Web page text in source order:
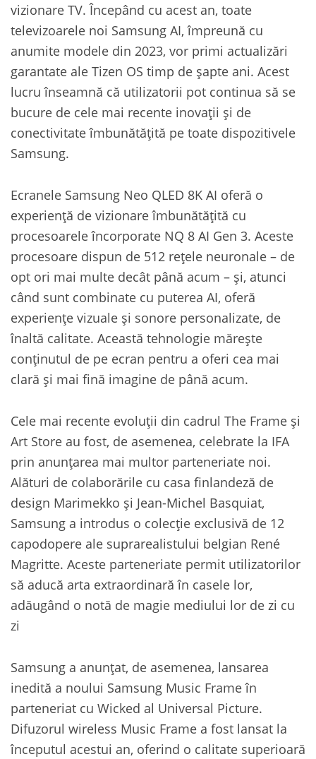
vizionare TV. Începând cu acest an, toate
televizoarele noi Samsung AI, împreună cu
anumite modele din 2023, vor primi actualizări
garantate ale Tizen OS timp de șapte ani. Acest
lucru înseamnă că utilizatorii pot continua să se
bucure de cele mai recente inovații și de
conectivitate îmbunătățită pe toate dispozitivele
Samsung.
Ecranele Samsung Neo QLED 8K AI oferă o
experiență de vizionare îmbunătățită cu
procesoarele încorporate NQ 8 AI Gen 3. Aceste
procesoare dispun de 512 rețele neuronale – de
opt ori mai multe decât până acum – și, atunci
când sunt combinate cu puterea AI, oferă
experiențe vizuale și sonore personalizate, de
înaltă calitate. Această tehnologie mărește
conținutul de pe ecran pentru a oferi cea mai
clară și mai fină imagine de până acum.
Cele mai recente evoluții din cadrul The Frame și
Art Store au fost, de asemenea, celebrate la IFA
prin anunțarea mai multor parteneriate noi.
Alături de colaborările cu casa finlandeză de
design Marimekko și Jean-Michel Basquiat,
Samsung a introdus o colecție exclusivă de 12
capodopere ale suprarealistului belgian René
Magritte. Aceste parteneriate permit utilizatorilor
să aducă arta extraordinară în casele lor,
adăugând o notă de magie mediului lor de zi cu
zi
Samsung a anunțat, de asemenea, lansarea
inedită a noului Samsung Music Frame în
parteneriat cu Wicked al Universal Picture.
Difuzorul wireless Music Frame a fost lansat la
începutul acestui an, oferind o calitate superioară